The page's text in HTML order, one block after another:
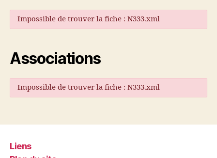
Impossible de trouver la fiche : N333.xml
Associations
Impossible de trouver la fiche : N333.xml
Liens